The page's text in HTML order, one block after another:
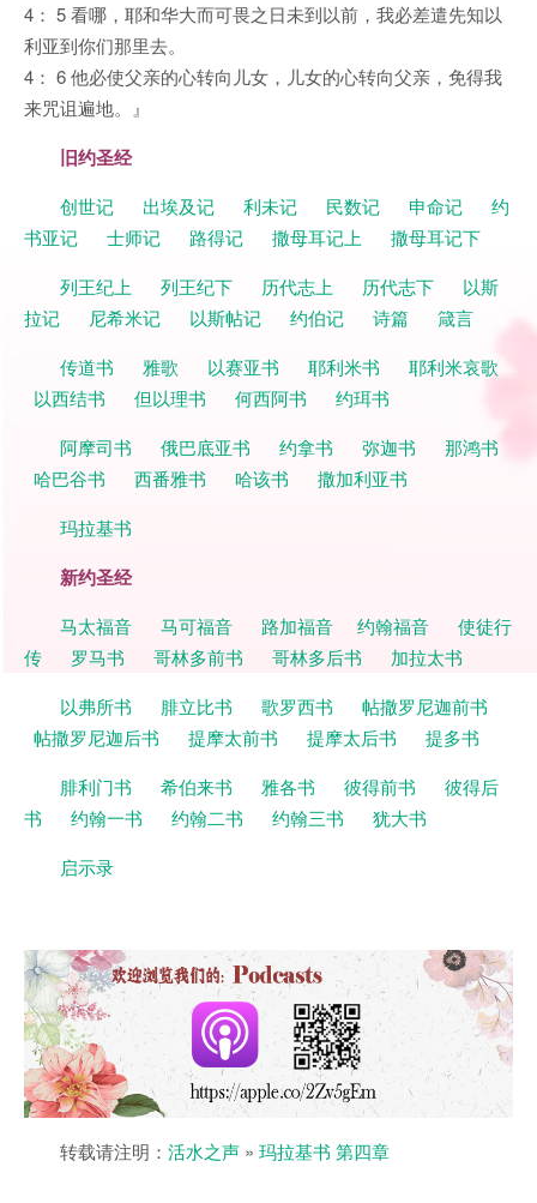
4： 5 看哪，耶和华大而可畏之日未到以前，我必差遣先知以
利亚到你们那里去。
4： 6 他必使父亲的心转向儿女，儿女的心转向父亲，免得我
来咒诅遍地。』
旧约圣经
创世记 出埃及记 利未记 民数记 申命记
约
书亚记
士师记 路得记 撒母耳记上
撒母耳记下
列王纪上
列王纪下 历代志上 历代志下
以斯
拉记
尼希米记 以斯帖记 约伯记 诗篇
箴言
传道书
雅歌 以赛亚书 耶利米书
耶利米哀歌
以西结书
但以理书 何西阿书
约珥书
阿摩司书
俄巴底亚书 约拿书 弥迦书
那鸿书
哈巴谷书
西番雅书 哈该书
撒加利亚书
玛拉基书
新约圣经
马太福音 马可福音 路加福音 约翰福音
使徒行
传
罗马书 哥林多前书 哥林多后书
加拉太书
以弗所书
腓立比书 歌罗西书
帖撒罗尼迦前书
帖撒罗尼迦后书
提摩太前书 提摩太后书
提多书
腓利门书
希伯来书 雅各书 彼得前书
彼得后
书
约翰一书 约翰二书 约翰三书
犹大书
启示录
转载请注明： 活水之声 » 玛拉基书 第四章